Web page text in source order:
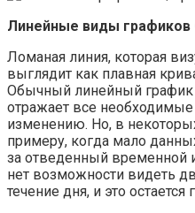
Линейные виды графиков
Ломаная линия, которая
выглядит как плавная
Обычный линейный
отражает все
изменению. Но, в
примеру, когда мало
за отведенный временной
нет возможности видеть
течение дня, и это